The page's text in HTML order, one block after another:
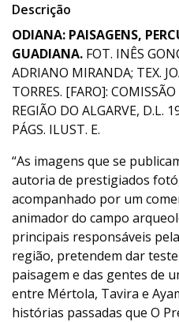
Descrição
ODIANA: PAISAGENS,
GUADIANA. FOT. INÊS
ADRIANO MIRANDA; TEX.
TORRES. [FARO]:
REGIÃO DO ALGARVE, D.L.
PÁGS. ILUST. E.
“As imagens que se
autoria de prestigiados
acompanhado por um
animador do campo
principais responsáveis
região, pretendem dar
paisagem e das gentes de
entre Mértola, Tavira e
histórias passadas que O